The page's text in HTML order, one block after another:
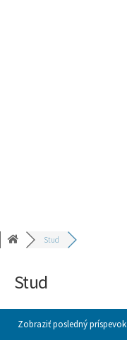
Stud
Stud
Zobraziť posledný príspevok